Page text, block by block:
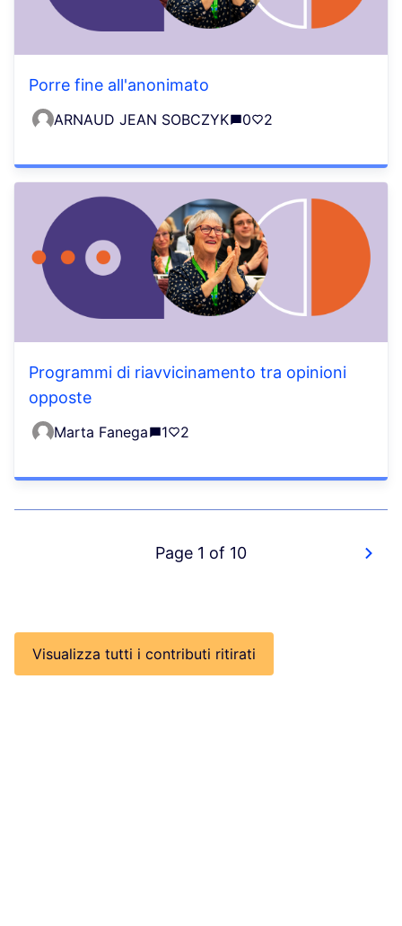
Porre fine all'anonimato
ARNAUD JEAN SOBCZYK 0 2
Programmi di riavvicinamento tra opinioni
opposte
Marta Fanega 1 2
Page 1 of 10
Visualizza tutti i contributi ritirati